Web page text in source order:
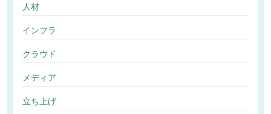
人材
インフラ
クラウド
メディア
立ち上げ